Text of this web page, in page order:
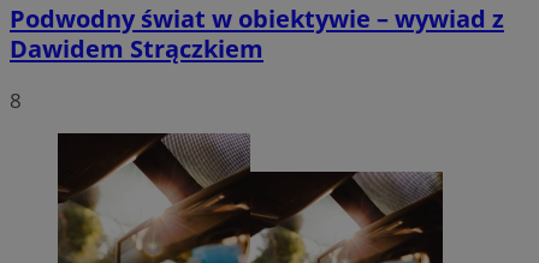
Podwodny świat w obiektywie – wywiad z
Dawidem Strączkiem
8